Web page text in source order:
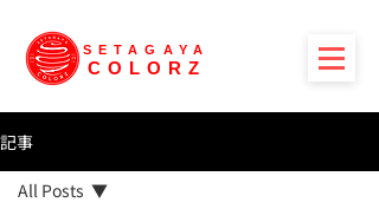
SETAGAYA
COLORZ
記事
All Posts